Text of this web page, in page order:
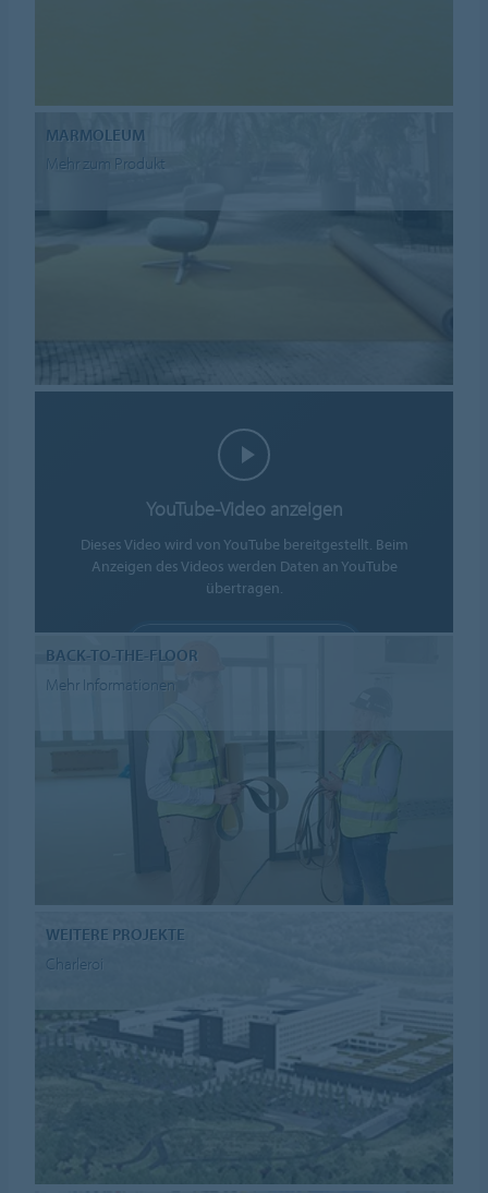
MARMOLEUM
Mehr zum Produkt
YouTube-Video anzeigen
Dieses Video wird von YouTube bereitgestellt. Beim
Anzeigen des Videos werden Daten an YouTube
übertragen.
COOKIES AKZEPTIEREN
BACK-TO-THE-FLOOR
Mehr Informationen
WEITERE PROJEKTE
Charleroi